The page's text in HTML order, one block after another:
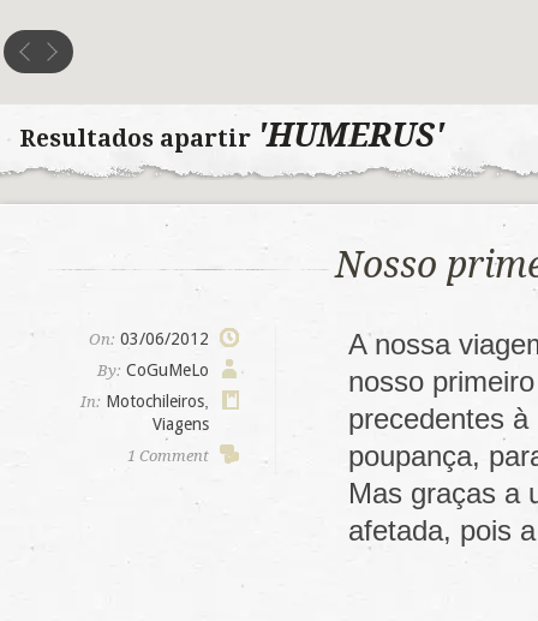
Resultados apartir 'HUMERUS'
Nosso
On: 03/06/2012
By: CoGuMeLo
In: Motochileiros
Viagens
1 Comment
A nossa
nosso
precedentes
poupança,
Mas graças a
afetada, pois